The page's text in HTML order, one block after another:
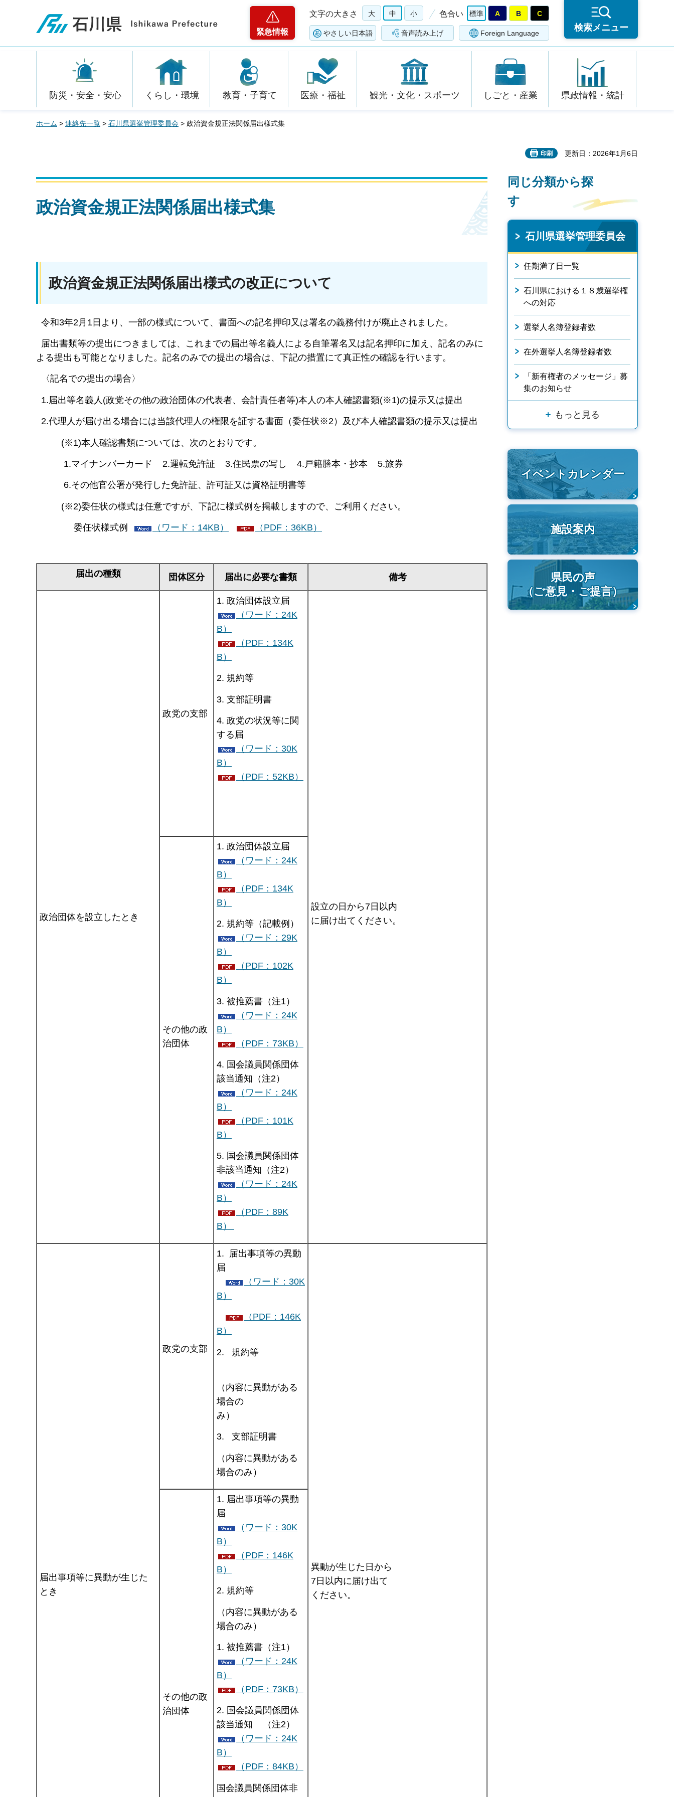
石川県
緊急情報
文字の大きさ 大 中 小 色合い 標準 A B C
やさしい日本語 音声読み上げ Foreign Language
検索メニュー
防災・安全・安心 くらし・環境 教育・子育て 医療・福祉 観光・文化・スポーツ しごと・産業 県政情報・統計
ホーム > 連絡先一覧 > 石川県選挙管理委員会 > 政治資金規正法関係届出様式集
印刷 更新日：2026年1月6日
政治資金規正法関係届出様式集
政治資金規正法関係届出様式の改正について
令和3年2月1日より、一部の様式について、書面への記名押印又は署名の義務付けが廃止されました。
届出書類等の提出につきましては、これまでの届出等名義人による自筆署名又は記名押印に加え、記名のみに
よる提出も可能となりました。記名のみでの提出の場合は、下記の措置にて真正性の確認を行います。
〈記名での提出の場合〉
1.届出等名義人(政党その他の政治団体の代表者、会計責任者等)本人の本人確認書類(※1)の提示又は提出
2.代理人が届け出る場合には当該代理人の権限を証する書面（委任状※2）及び本人確認書類の提示又は提出
(※1)本人確認書類については、次のとおりです。
1.マイナンバーカード 2.運転免許証 3.住民票の写し 4.戸籍謄本・抄本 5.旅券
6.その他官公署が発行した免許証、許可証又は資格証明書等
(※2)委任状の様式は任意ですが、下記に様式例を掲載しますので、ご利用ください。
委任状様式例 （ワード：14KB） （PDF：36KB）
届出の種類 団体区分 届出に必要な書類 備考
政治団体を設立したとき
政党の支部
1. 政治団体設立届
（ワード：24K
B）
（PDF：134K
B）
2. 規約等
3. 支部証明書
4. 政党の状況等に関
する届
（ワード：30K
B）
（PDF：52KB）
設立の日から7日以内
に届け出てください。
その他の政
治団体
1. 政治団体設立届
（ワード：24K
B）
（PDF：134K
B）
2. 規約等（記載例）
（ワード：29K
B）
（PDF：102K
B）
3. 被推薦書（注1）
（ワード：24K
B）
（PDF：73KB）
4. 国会議員関係団体
該当通知（注2）
（ワード：24K
B）
（PDF：101K
B）
5. 国会議員関係団体
非該当通知（注2）
（ワード：24K
B）
（PDF：89K
B）
届出事項等に異動が生じた
とき
政党の支部
1. 届出事項等の異動
届
（ワード：30K
B）
（PDF：146K
B）
2. 規約等
（内容に異動がある
場合の
み）
3. 支部証明書
（内容に異動がある
場合のみ）
異動が生じた日から
7日以内に届け出て
ください。
その他の政
治団体
1. 届出事項等の異動
届
（ワード：30K
B）
（PDF：146K
B）
2. 規約等
（内容に異動がある
場合のみ）
1. 被推薦書（注1）
（ワード：24K
B）
（PDF：73KB）
2. 国会議員関係団体
該当通知 （注2）
（ワード：24K
B）
（PDF：84KB）
国会議員関係団体非
同じ分類から探
す
石川県選挙管理委員会
任期満了日一覧
石川県における１８歳選挙権
への対応
選挙人名簿登録者数
在外選挙人名簿登録者数
「新有権者のメッセージ」募
集のお知らせ
もっと見る
イベントカレンダー
施設案内
県民の声
（ご意見・ご提言）